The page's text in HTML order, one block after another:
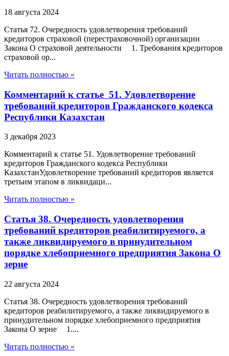
18 августа 2024
Статья 72. Очередность удовлетворения требований
кредиторов страховой (перестраховочной) организации
Закона О страховой деятельности 1. Требования кредиторов
страховой ор...
Читать полностью »
Комментарий к статье 51. Удовлетворение
требований кредиторов Гражданского кодекса
Республики Казахстан
3 декабря 2023
Комментарий к статье 51. Удовлетворение требований
кредиторов Гражданского кодекса Республики
КазахстанУдовлетворение требований кредиторов является
третьим этапом в ликвидаци...
Читать полностью »
Статья 38. Очередность удовлетворения
требований кредиторов реабилитируемого, а
также ликвидируемого в принудительном
порядке хлебоприемного предприятия Закона О
зерне
22 августа 2024
Статья 38. Очередность удовлетворения требований
кредиторов реабилитируемого, а также ликвидируемого в
принудительном порядке хлебоприемного предприятия
Закона О зерне 1....
Читать полностью »